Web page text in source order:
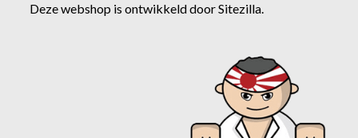
Deze webshop is ontwikkeld doorSitezilla